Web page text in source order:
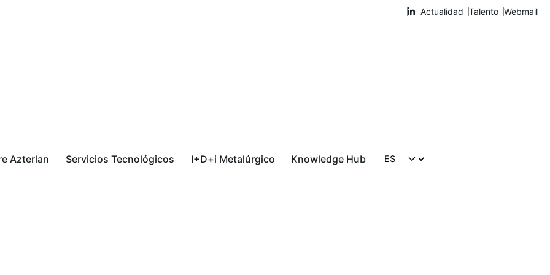
Actualidad Talento Webmail
Azterlan Servicios Tecnológicos I+D+i Metalúrgico Knowledge Hub